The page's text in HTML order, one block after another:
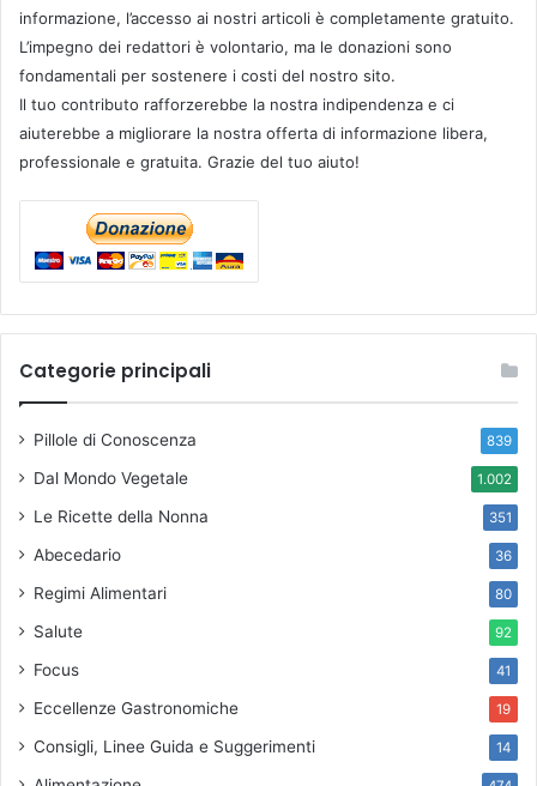
informazione, l’accesso ai nostri articoli è completamente gratuito.
L’impegno dei redattori è volontario, ma le donazioni sono
fondamentali per sostenere i costi del nostro sito.
Il tuo contributo rafforzerebbe la nostra indipendenza e ci
aiuterebbe a migliorare la nostra offerta di informazione libera,
professionale e gratuita. Grazie del tuo aiuto!
Categorie principali
Pillole di Conoscenza 839
Dal Mondo Vegetale 1.002
Le Ricette della Nonna 351
Abecedario 36
Regimi Alimentari 80
Salute 92
Focus 41
Eccellenze Gastronomiche 19
Consigli, Linee Guida e Suggerimenti 14